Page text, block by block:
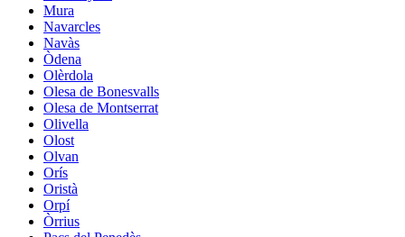
Mura
Navarcles
Navàs
Òdena
Olèrdola
Olesa de Bonesvalls
Olesa de Montserrat
Olivella
Olost
Olvan
Orís
Oristà
Orpí
Òrrius